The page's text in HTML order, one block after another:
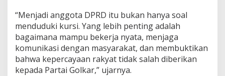
n
g
“Menjadi anggota DPRD itu bukan hanya soal
menduduki kursi. Yang lebih penting adalah
bagaimana mampu bekerja nyata, menjaga
komunikasi dengan masyarakat, dan membuktikan
bahwa kepercayaan rakyat tidak salah diberikan
kepada Partai Golkar,” ujarnya.